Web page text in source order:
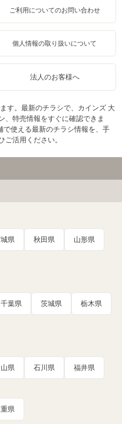
ご利用についてのお問い合わせ
個人情報の取り扱いについて
法人のお客様へ
す。最新のチラシで、カインズ 大
、特売情報をすぐに確認できま
使える最新のチラシ情報を、手
活用ください。
県 秋田県 山形県
千葉県 茨城県 栃木県
県 石川県 福井県
県